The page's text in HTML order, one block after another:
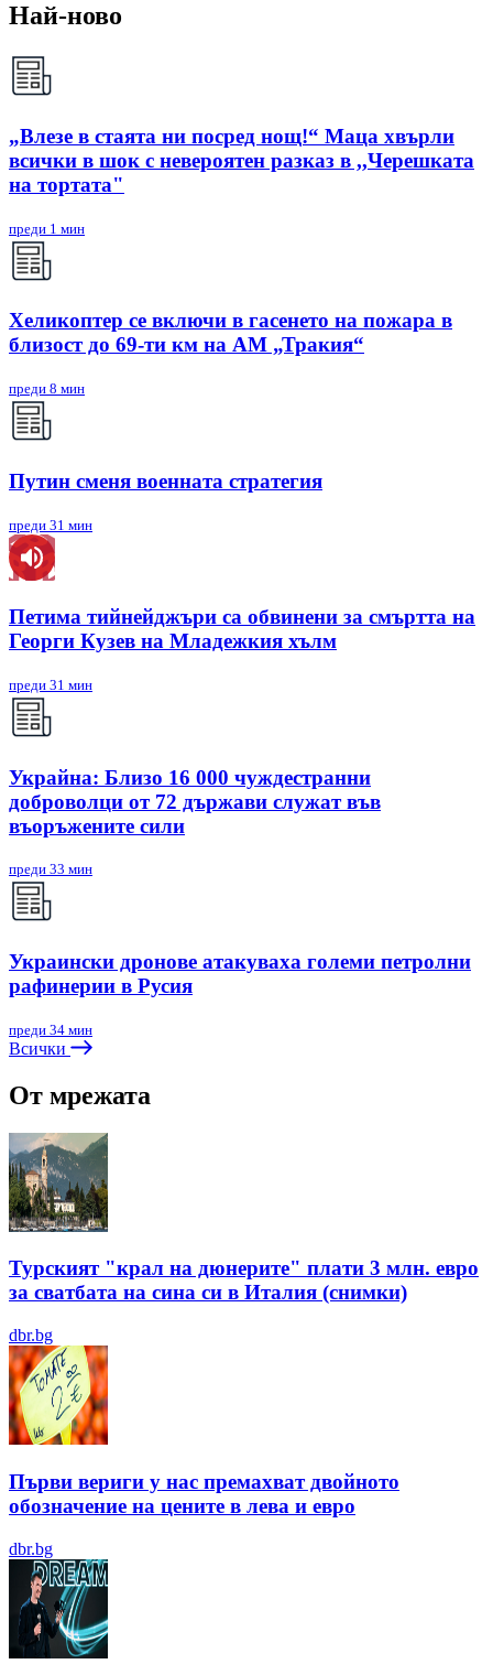
Най-ново
„Влезе в стаята ни посред нощ!“ Маца хвърли
всички в шок с невероятен разказ в ,,Черешката
на тортата"
преди 1 мин
Хеликоптер се включи в гасенето на пожара в
близост до 69-ти км на АМ „Тракия“
преди 8 мин
Путин сменя военната стратегия
преди 31 мин
Петима тийнейджъри са обвинени за смъртта на
Георги Кузев на Младежкия хълм
преди 31 мин
Украйна: Близо 16 000 чуждестранни
доброволци от 72 държави служат във
въоръжените сили
преди 33 мин
Украински дронове атакуваха големи петролни
рафинерии в Русия
преди 34 мин
Всички
От мрежата
Турският "крал на дюнерите" плати 3 млн. евро
за сватбата на сина си в Италия (снимки)
dbr.bg
Първи вериги у нас премахват двойното
обозначение на цените в лева и евро
dbr.bg